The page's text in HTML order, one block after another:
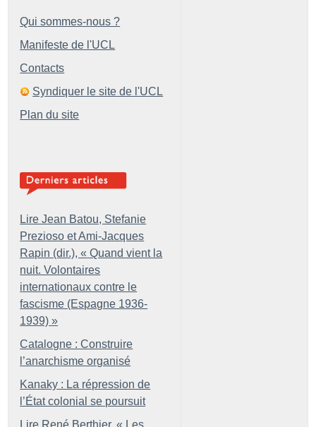
Qui sommes-nous ?
Manifeste de l'UCL
Contacts
Syndiquer le site de l'UCL
Plan du site
Lire Jean Batou, Stefanie
Prezioso et Ami-Jacques
Rapin (dir.), « Quand vient la
nuit. Volontaires
internationaux contre le
fascisme (Espagne 1936-
1939) »
Catalogne : Construire
l’anarchisme organisé
Kanaky : La répression de
l’État colonial se poursuit